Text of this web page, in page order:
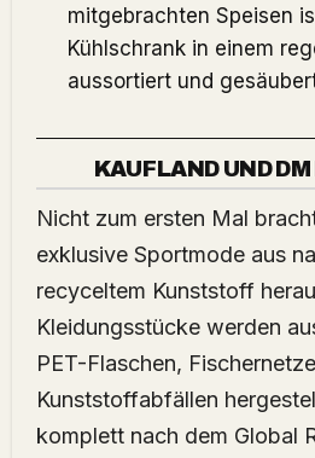
mitgebrachten Speisen
Kühlschrank in einem
aussortiert und
KAUFLAND UND
Nicht zum ersten Mal
exklusive Sportmode aus
recyceltem Kunststoff
Kleidungsstücke werden
PET-Flaschen,
Kunststoffabfällen
komplett nach dem Global